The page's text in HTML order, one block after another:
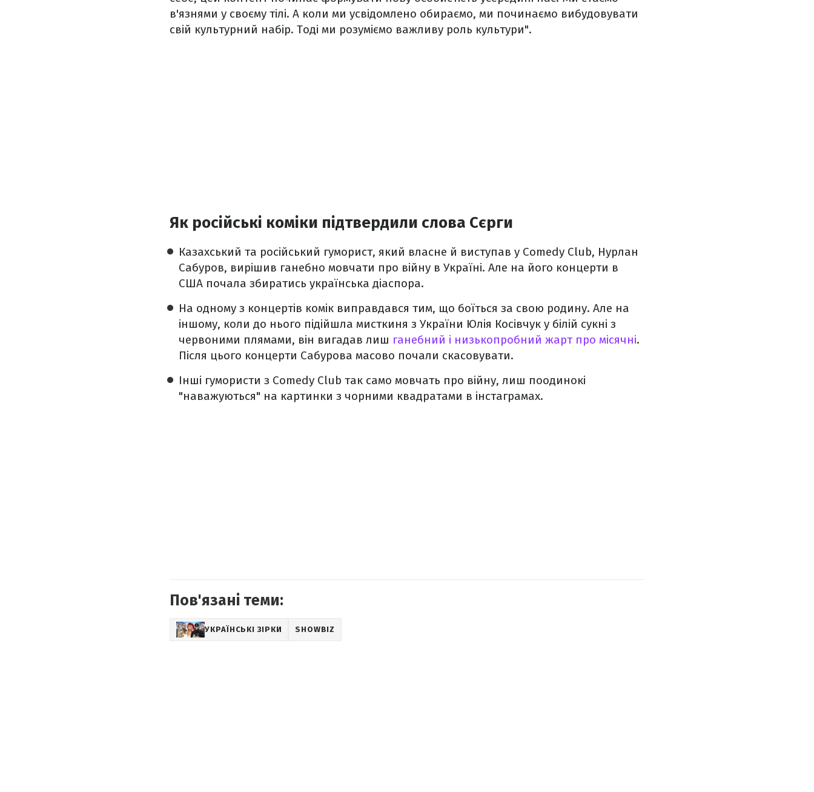
в'язнями у своєму тілі. А коли ми усвідомлено обираємо, ми починаємо вибудовувати
свій культурний набір. Тоді ми розуміємо важливу роль культури".
Як російські коміки підтвердили слова Сєрги
Казахський та російський гуморист, який власне й виступав у Comedy Club, Нурлан
Сабуров, вирішив ганебно мовчати про війну в Україні. Але на його концерти в
США почала збиратись українська діаспора.
На одному з концертів комік виправдався тим, що боїться за свою родину. Але на
іншому, коли до нього підійшла мисткиня з України Юлія Косівчук у білій сукні з
червоними плямами, він вигадав лиш ганебний і низькопробний жарт про місячні.
Після цього концерти Сабурова масово почали скасовувати.
Інші гумористи з Comedy Club так само мовчать про війну, лиш поодинокі
"наважуються" на картинки з чорними квадратами в інстаграмах.
Пов'язані теми:
УКРАЇНСЬКІ ЗІРКИ SHOWBIZ